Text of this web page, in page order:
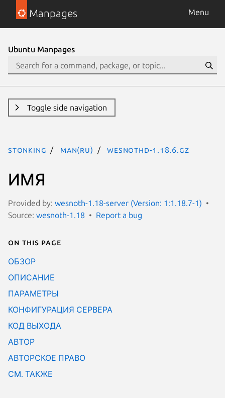
Manpages Menu
Ubuntu Manpages
Toggle side navigation
stonking man(ru) wesnothd-1.18.6.gz
ИМЯ
Provided by: wesnoth-1.18-server (Version: 1:1.18.7-1)
Source: wesnoth-1.18 Report a bug
On this page
ОБЗОР
ОПИСАНИЕ
ПАРАМЕТРЫ
КОНФИГУРАЦИЯ СЕРВЕРА
КОД ВЫХОДА
АВТОР
АВТОРСКОЕ ПРАВО
СМ. ТАКЖЕ